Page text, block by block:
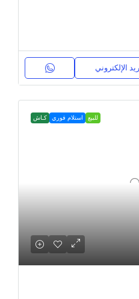
الإلكتروني
للبيع استلام فوري كـاش